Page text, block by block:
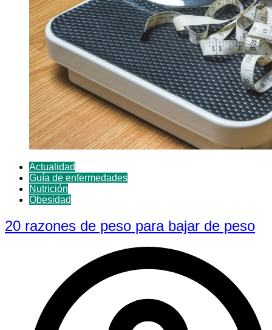
Actualidad
Guía de enfermedades
Nutrición
Obesidad
20 razones de peso para bajar de peso